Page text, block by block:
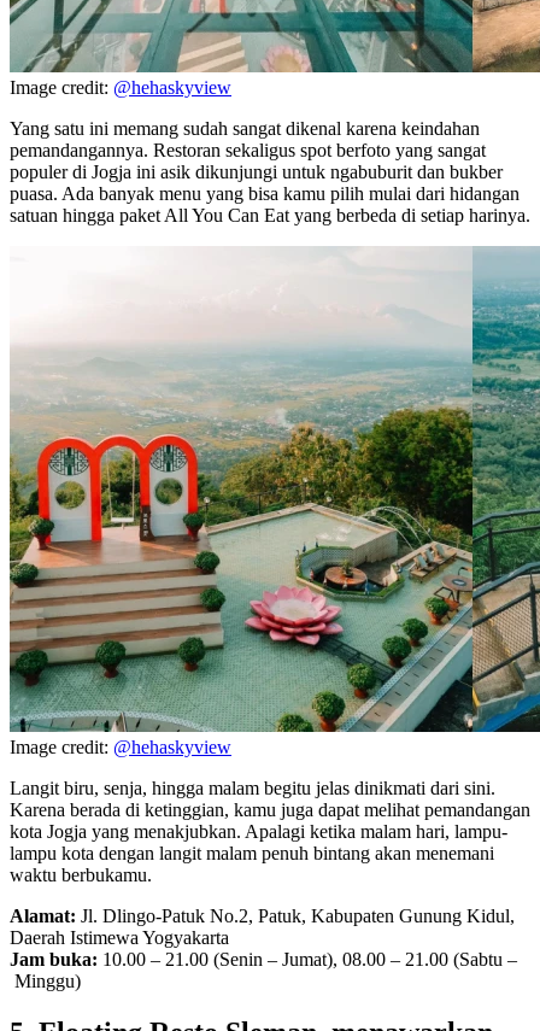
Image credit: @hehaskyview
Yang satu ini memang sudah sangat dikenal karena keindahan
pemandangannya. Restoran sekaligus spot berfoto yang sangat
populer di Jogja ini asik dikunjungi untuk ngabuburit dan bukber
puasa. Ada banyak menu yang bisa kamu pilih mulai dari hidangan
satuan hingga paket All You Can Eat yang berbeda di setiap harinya.
Image credit: @hehaskyview
Langit biru, senja, hingga malam begitu jelas dinikmati dari sini.
Karena berada di ketinggian, kamu juga dapat melihat pemandangan
kota Jogja yang menakjubkan. Apalagi ketika malam hari, lampu-
lampu kota dengan langit malam penuh bintang akan menemani
waktu berbukamu.
Alamat: Jl. Dlingo-Patuk No.2, Patuk, Kabupaten Gunung Kidul,
Daerah Istimewa Yogyakarta
Jam buka: 10.00 – 21.00 (Senin – Jumat), 08.00 – 21.00 (Sabtu –
Minggu)